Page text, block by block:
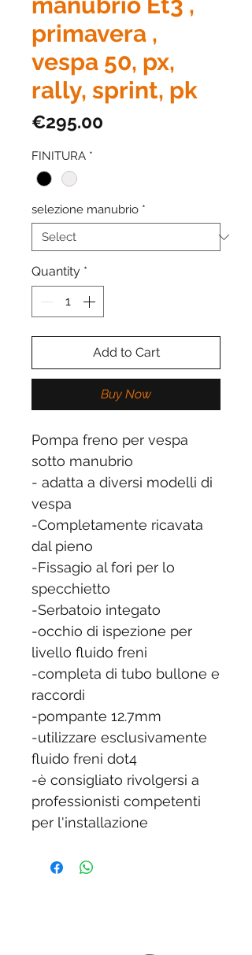
primavera ,
vespa 50, px,
rally, sprint, pk
€295.00
FINITURA *
selezione manubrio *
Quantity *
Add to Cart
Buy Now
Pompa freno per vespa
sotto manubrio
- adatta a diversi modelli di
vespa
-Completamente ricavata
dal pieno
-Fissagio al fori per lo
specchietto
-Serbatoio integato
-occhio di ispezione per
livello fluido freni
-completa di tubo bullone e
raccordi
-pompante 12.7mm
-utilizzare esclusivamente
fluido freni dot4
-è consigliato rivolgersi a
professionisti competenti
per l'installazione